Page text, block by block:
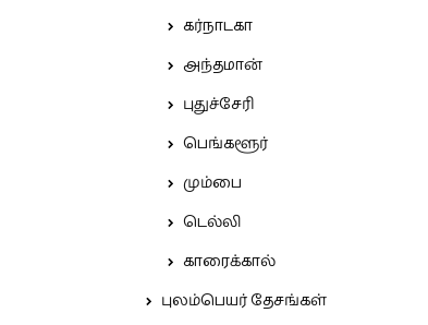
கர்நாடகா
அந்தமான்
புதுச்சேரி
பெங்களூர்
மும்பை
டெல்லி
காரைக்கால்
புலம்பெயர் தேசங்கள்